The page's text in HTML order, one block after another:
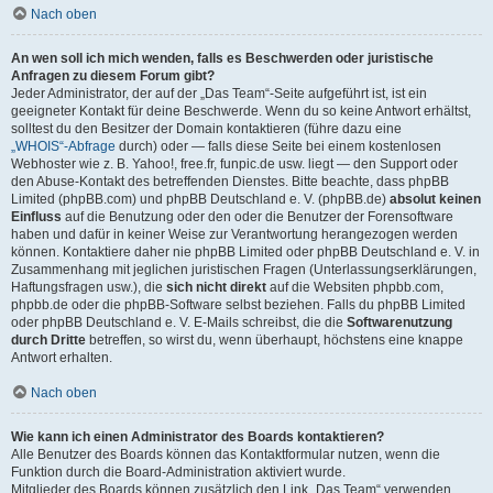
Nach oben
An wen soll ich mich wenden, falls es Beschwerden oder juristische
Anfragen zu diesem Forum gibt?
Jeder Administrator, der auf der „Das Team“-Seite aufgeführt ist, ist ein
geeigneter Kontakt für deine Beschwerde. Wenn du so keine Antwort erhältst,
solltest du den Besitzer der Domain kontaktieren (führe dazu eine
„WHOIS“-Abfrage durch) oder — falls diese Seite bei einem kostenlosen
Webhoster wie z. B. Yahoo!, free.fr, funpic.de usw. liegt — den Support oder
den Abuse-Kontakt des betreffenden Dienstes. Bitte beachte, dass phpBB
Limited (phpBB.com) und phpBB Deutschland e. V. (phpBB.de) absolut keinen
Einfluss auf die Benutzung oder den oder die Benutzer der Forensoftware
haben und dafür in keiner Weise zur Verantwortung herangezogen werden
können. Kontaktiere daher nie phpBB Limited oder phpBB Deutschland e. V. in
Zusammenhang mit jeglichen juristischen Fragen (Unterlassungserklärungen,
Haftungsfragen usw.), die sich nicht direkt auf die Websiten phpbb.com,
phpbb.de oder die phpBB-Software selbst beziehen. Falls du phpBB Limited
oder phpBB Deutschland e. V. E-Mails schreibst, die die Softwarenutzung
durch Dritte betreffen, so wirst du, wenn überhaupt, höchstens eine knappe
Antwort erhalten.
Nach oben
Wie kann ich einen Administrator des Boards kontaktieren?
Alle Benutzer des Boards können das Kontaktformular nutzen, wenn die
Funktion durch die Board-Administration aktiviert wurde.
Mitglieder des Boards können zusätzlich den Link „Das Team“ verwenden.